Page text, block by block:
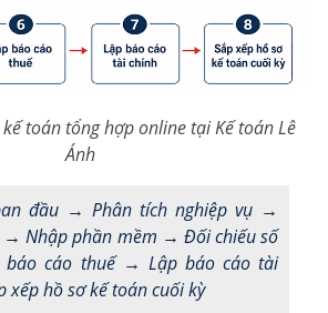
toán tổng hợp online tại Kế toán Lê
Ánh
đầu → Phân tích nghiệp vụ →
Nhập phần mềm → Đối chiếu số
cáo thuế → Lập báo cáo tài
xếp hồ sơ kế toán cuối kỳ